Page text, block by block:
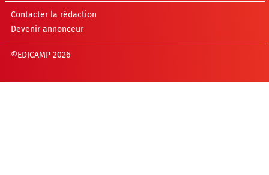
Contacter la rédaction
Devenir annonceur
©EDICAMP 2026